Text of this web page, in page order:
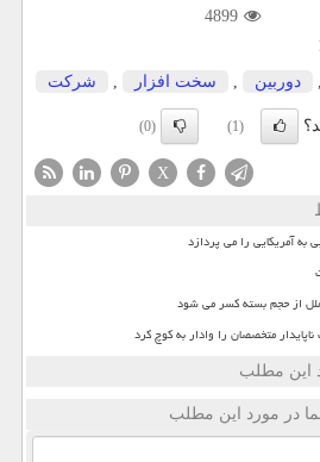
4899
, دوربین , سخت افزار , شركت
(1)
(0)
X
به آمریکایی را می پردازد
از حجم بسته کسر می شود
متخصصان را وادار به کوچ کرد
این مطلب
در مورد این مطلب